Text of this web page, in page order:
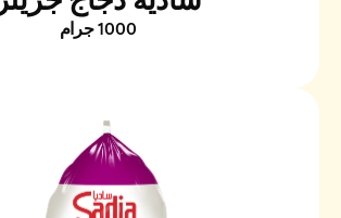
1000 جرام